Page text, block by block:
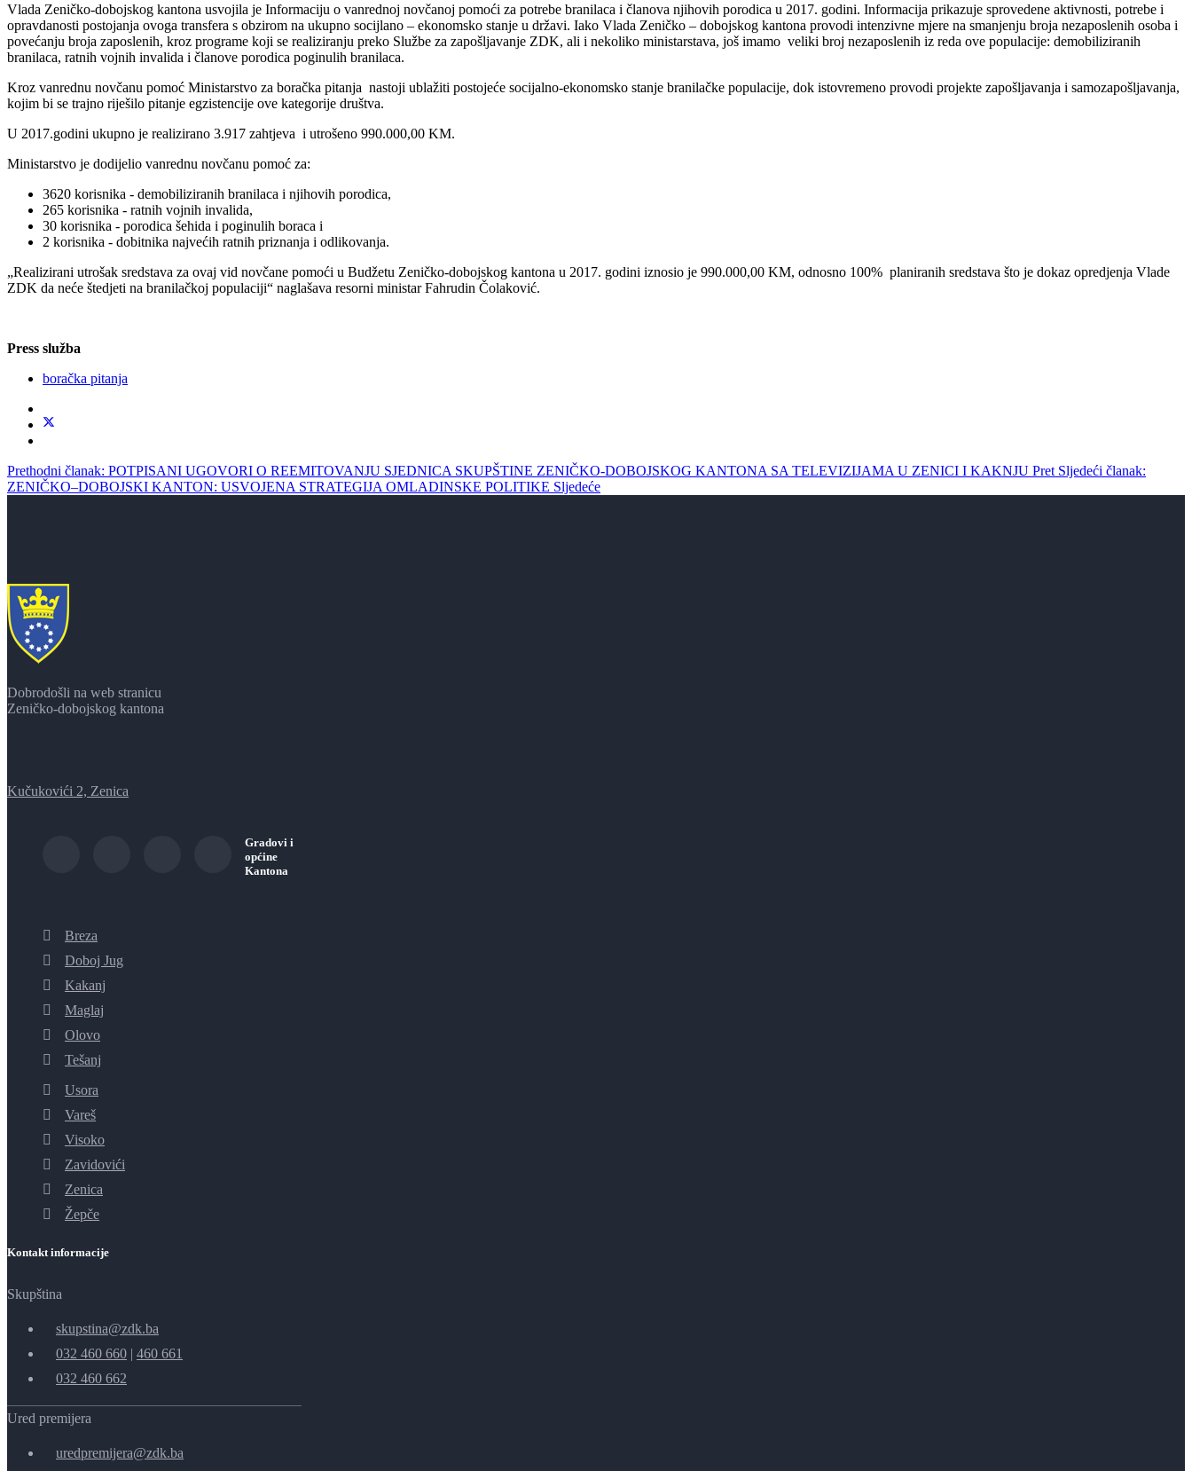
Vlada Zeničko-dobojskog kantona usvojila je Informaciju o vanrednoj novčanoj pomoći za potrebe branilaca i članova njihovih porodica u 2017. godini. Informacija prikazuje sprovedene aktivnosti, potrebe i
opravdanosti postojanja ovoga transfera s obzirom na ukupno socijlano – ekonomsko stanje u državi. Iako Vlada Zeničko – dobojskog kantona provodi intenzivne mjere na smanjenju broja nezaposlenih osoba i
povećanju broja zaposlenih, kroz programe koji se realiziranju preko Službe za zapošljavanje ZDK, ali i nekoliko ministarstava, još imamo veliki broj nezaposlenih iz reda ove populacije: demobiliziranih
branilaca, ratnih vojnih invalida i članove porodica poginulih branilaca.
Kroz vanrednu novčanu pomoć Ministarstvo za boračka pitanja nastoji ublažiti postojeće socijalno-ekonomsko stanje branilačke populacije, dok istovremeno provodi projekte zapošljavanja i samozapošljavanja,
kojim bi se trajno riješilo pitanje egzistencije ove kategorije društva.
U 2017.godini ukupno je realizirano 3.917 zahtjeva i utrošeno 990.000,00 KM.
Ministarstvo je dodijelio vanrednu novčanu pomoć za:
3620 korisnika - demobiliziranih branilaca i njihovih porodica,
265 korisnika - ratnih vojnih invalida,
30 korisnika - porodica šehida i poginulih boraca i
2 korisnika - dobitnika najvećih ratnih priznanja i odlikovanja.
„Realizirani utrošak sredstava za ovaj vid novčane pomoći u Budžetu Zeničko-dobojskog kantona u 2017. godini iznosio je 990.000,00 KM, odnosno 100% planiranih sredstava što je dokaz opredjenja Vlade
ZDK da neće štedjeti na branilačkoj populaciji“ naglašava resorni ministar Fahrudin Čolaković.
Press služba
boračka pitanja
Prethodni članak: POTPISANI UGOVORI O REEMITOVANJU SJEDNICA SKUPŠTINE ZENIČKO-DOBOJSKOG KANTONA SA TELEVIZIJAMA U ZENICI I KAKNJU Pret Sljedeći članak:
ZENIČKO–DOBOJSKI KANTON: USVOJENA STRATEGIJA OMLADINSKE POLITIKE Sljedeće
Dobrodošli na web stranicu
Zeničko-dobojskog kantona
Kučukovići 2, Zenica
Gradovi i
općine
Kantona
Breza
Doboj Jug
Kakanj
Maglaj
Olovo
Tešanj
Usora
Vareš
Visoko
Zavidovići
Zenica
Žepče
Kontakt informacije
Skupština
skupstina@zdk.ba
032 460 660 | 460 661
032 460 662
Ured premijera
uredpremijera@zdk.ba